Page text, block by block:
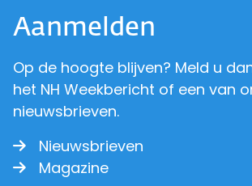
Aanmelden
Op de hoogte blijven? Meld u
het NH Weekbericht of een van
nieuwsbrieven.
Nieuwsbrieven
Magazine